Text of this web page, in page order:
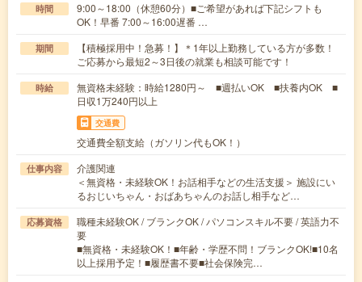
時間
9:00～18:00（休憩60分）■ご希望があれば下記シフトも
OK！早番 7:00～16:00遅番 …
期間
【積極採用中！急募！】＊1年以上勤務している方が多数！
ご応募から最短2～3日後の就業も相談可能です！
時給
無資格未経験：時給1280円～ ■週払いOK ■扶養内OK ■
日収1万240円以上
交通費
交通費全額支給（ガソリン代もOK！）
仕事内容
介護関連
＜無資格・未経験OK！お話相手などの生活支援＞ 施設にい
るおじいちゃん・おばあちゃんのお話し相手など…
応募資格
職種未経験OK / ブランクOK / パソコンスキル不要 / 英語力不
要
■無資格・未経験OK！■年齢・学歴不問！ブランクOK!■10名
以上採用予定！■履歴書不要■社会保険完…